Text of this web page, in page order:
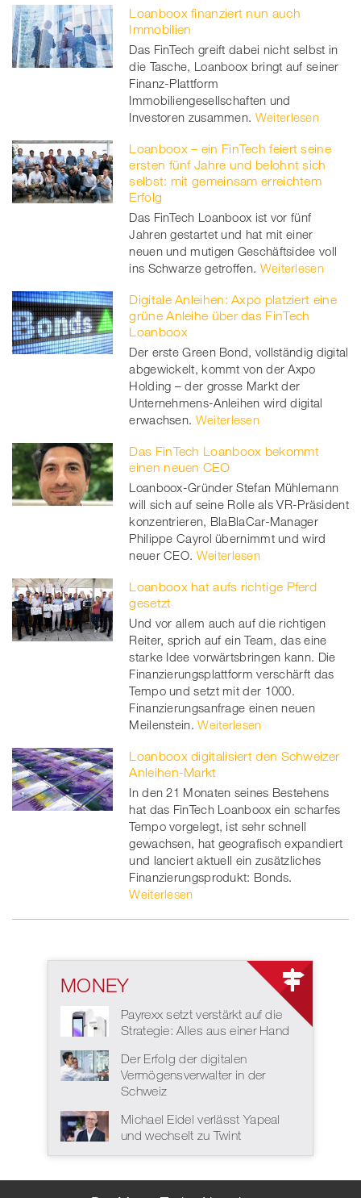
Loanboox finanziert nun auch
Immobilien
Das FinTech greift dabei nicht selbst in
die Tasche, Loanboox bringt auf seiner
Finanz-Plattform
Immobiliengesellschaften und
Investoren zusammen. Weiterlesen
Loanboox – ein FinTech feiert seine
ersten fünf Jahre und belohnt sich
selbst: mit gemeinsam erreichtem
Erfolg
Das FinTech Loanboox ist vor fünf
Jahren gestartet und hat mit einer
neuen und mutigen Geschäftsidee voll
ins Schwarze getroffen. Weiterlesen
Digitale Anleihen: Axpo platziert eine
grüne Anleihe über das FinTech
Loanboox
Der erste Green Bond, vollständig digital
abgewickelt, kommt von der Axpo
Holding – der grosse Markt der
Unternehmens-Anleihen wird digital
erwachsen. Weiterlesen
Das FinTech Loanboox bekommt
einen neuen CEO
Loanboox-Gründer Stefan Mühlemann
will sich auf seine Rolle als VR-Präsident
konzentrieren, BlaBlaCar-Manager
Philippe Cayrol übernimmt und wird
neuer CEO. Weiterlesen
Loanboox hat aufs richtige Pferd
gesetzt
Und vor allem auch auf die richtigen
Reiter, sprich auf ein Team, das eine
starke Idee vorwärtsbringen kann. Die
Finanzierungsplattform verschärft das
Tempo und setzt mit der 1000.
Finanzierungsanfrage einen neuen
Meilenstein. Weiterlesen
Loanboox digitalisiert den Schweizer
Anleihen-Markt
In den 21 Monaten seines Bestehens
hat das FinTech Loanboox ein scharfes
Tempo vorgelegt, ist sehr schnell
gewachsen, hat geografisch expandiert
und lanciert aktuell ein zusätzliches
Finanzierungsprodukt: Bonds.
Weiterlesen
MONEY
Payrexx setzt verstärkt auf die
Strategie: Alles aus einer Hand
Der Erfolg der digitalen
Vermögensverwalter in der
Schweiz
Michael Eidel verlässt Yapeal
und wechselt zu Twint